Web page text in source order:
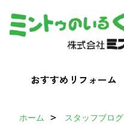
おすすめリフォーム
ホーム スタッフブログ